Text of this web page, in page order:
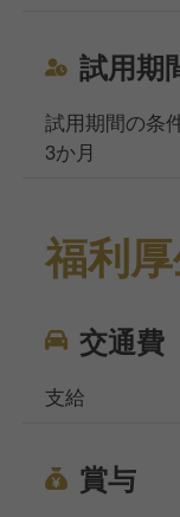
試用期
試用期間の条
3か月
福利
交通費
支給
賞与